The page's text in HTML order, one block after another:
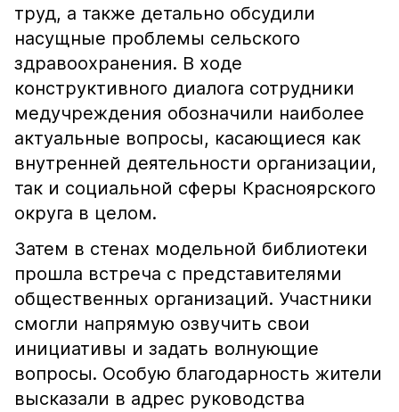
труд, а также детально обсудили
насущные проблемы сельского
здравоохранения. В ходе
конструктивного диалога сотрудники
медучреждения обозначили наиболее
актуальные вопросы, касающиеся как
внутренней деятельности организации,
так и социальной сферы Красноярского
округа в целом.
Затем в стенах модельной библиотеки
прошла встреча с представителями
общественных организаций. Участники
смогли напрямую озвучить свои
инициативы и задать волнующие
вопросы. Особую благодарность жители
высказали в адрес руководства